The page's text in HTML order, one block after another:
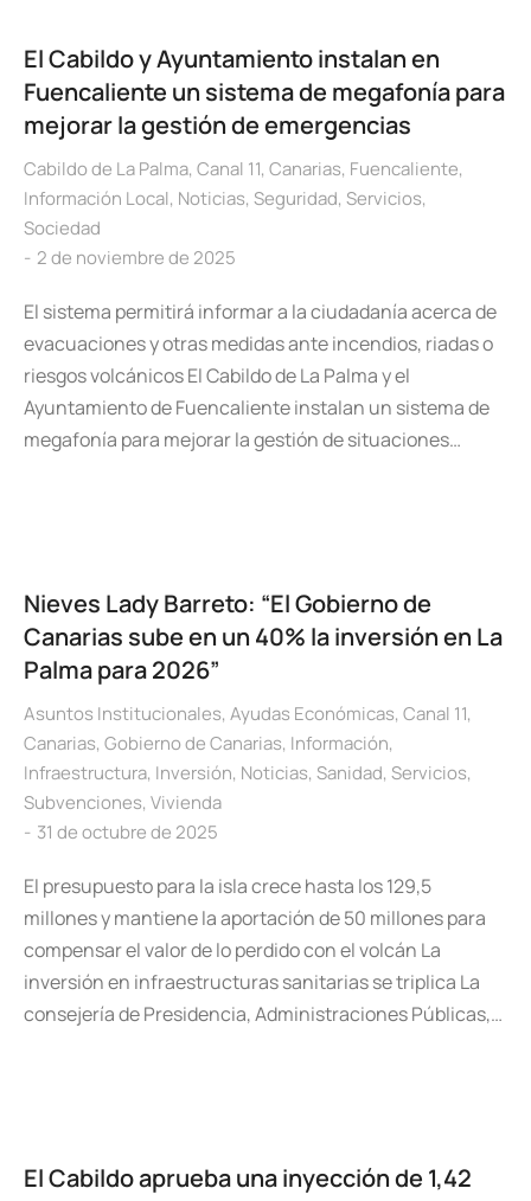
El Cabildo y Ayuntamiento instalan en
Fuencaliente un sistema de megafonía para
mejorar la gestión de emergencias
Cabildo de La Palma, Canal 11, Canarias, Fuencaliente,
Información Local, Noticias, Seguridad, Servicios,
Sociedad
2 de noviembre de 2025
El sistema permitirá informar a la ciudadanía acerca de
evacuaciones y otras medidas ante incendios, riadas o
riesgos volcánicos El Cabildo de La Palma y el
Ayuntamiento de Fuencaliente instalan un sistema de
megafonía para mejorar la gestión de situaciones…
Nieves Lady Barreto: “El Gobierno de
Canarias sube en un 40% la inversión en La
Palma para 2026”
Asuntos Institucionales, Ayudas Económicas, Canal 11,
Canarias, Gobierno de Canarias, Información,
Infraestructura, Inversión, Noticias, Sanidad, Servicios,
Subvenciones, Vivienda
31 de octubre de 2025
El presupuesto para la isla crece hasta los 129,5
millones y mantiene la aportación de 50 millones para
compensar el valor de lo perdido con el volcán La
inversión en infraestructuras sanitarias se triplica La
consejería de Presidencia, Administraciones Públicas,…
El Cabildo aprueba una inyección de 1,42